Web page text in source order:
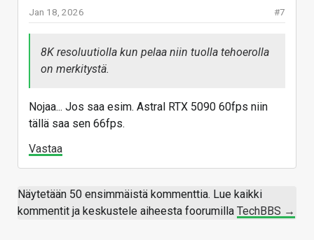
#7
Jan 18, 2026
8K resoluutiolla kun pelaa niin tuolla tehoerolla
on merkitystä.
Nojaa... Jos saa esim. Astral RTX 5090 60fps niin
tällä saa sen 66fps.
Vastaa
Näytetään 50 ensimmäistä kommenttia. Lue kaikki
kommentit ja keskustele aiheesta foorumilla TechBBS →